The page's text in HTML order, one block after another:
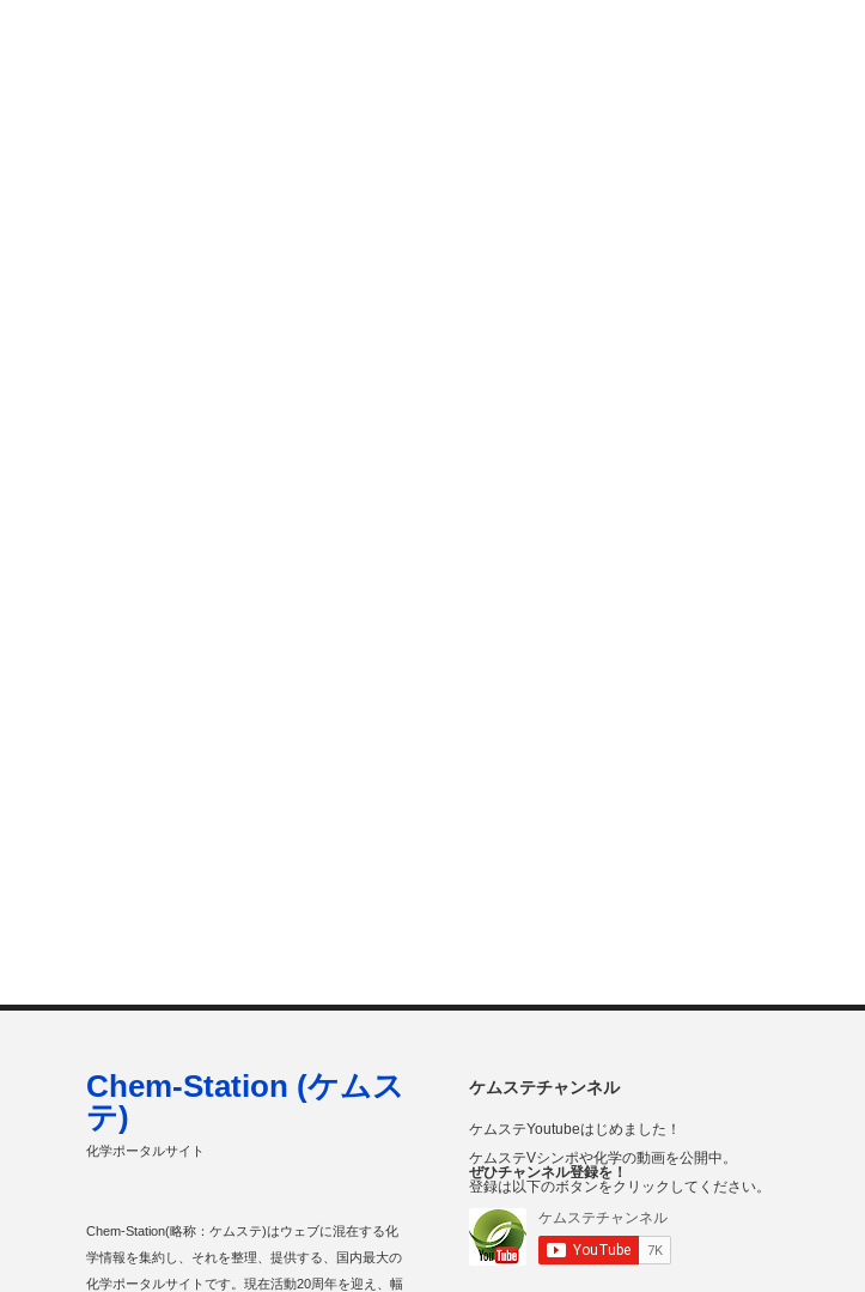
ケムステチャンネル
ケムステYoutubeはじめました！
ケムステVシンポや化学の動画を公開中。
ぜひチャンネル登録を！
登録は以下のボタンをクリックしてください。
Chem-Station (ケムス
テ)
化学ポータルサイト
Chem-Station(略称：ケムステ)はウェブに混在する化
学情報を集約し、それを整理、提供する、国内最大の
化学ポータルサイトです。現在活動20周年を迎え、幅